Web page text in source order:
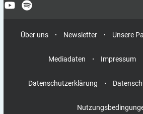
Über uns Newsletter Unsere
Mediadaten Impressum
Datenschutzerklärung